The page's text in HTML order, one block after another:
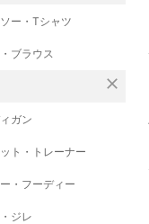
ー・Tシャツ
ブラウス
close
ガン
ト・トレーナー
・フーディー
ジレ